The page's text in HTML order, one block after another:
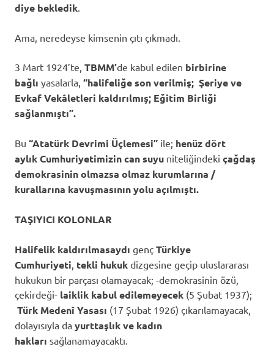
diye bekledik
Ama, neredeyse kimsenin çıtı çıkmadı.
3 Mart 1924’te, TBMM’de kabul edilen birbirine
bağlı yasalarla, “halifeliğe son verilmiş; Şeriye ve
Evkaf Vekâletleri kaldırılmış; Eğitim Birliği
sağlanmıştı”.
Bu “Atatürk Devrimi Üçlemesi” ile; henüz dört
aylıkCumhuriyetimizincan suyu niteliğindeki çağdaş
demokrasinin olmazsa olmaz kurumlarına /
kurallarına kavuşmasının yolu açılmıştı.
TAŞIYICI KOLONLAR
Halifelik kaldırılmasaydı genç Türkiye
Cumhuriyeti tekli hukuk dizgesine geçip uluslararası
hukukun bir parçası olamayacak; -demokrasinin özü,
çekirdeği- laiklik kabul edilemeyecek (5 Şubat 1937);
Türk Medenî Yasası (17 Şubat 1926) çıkarılamayacak,
dolayısıyla da yurttaşlık ve kadın
hakları sağlanamayacaktı.